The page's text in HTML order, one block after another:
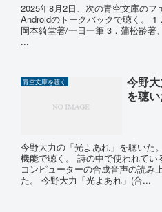
2025年8月2日、次の青空文庫の
Androidのトークバックで聴く。 1
岡本綺堂著/一日一筆 3．蒲松齢著
...
青空文庫を聴く
今野
を聴
今野大力の「光よあれ」を聴いた
機能で聴く。 詩の中で使われてい
コンピューターの合成音声の読み
た。 今野大力「光よあれ」(合...